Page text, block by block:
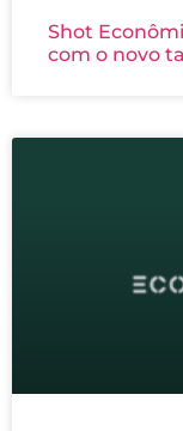
Shot
com o novo